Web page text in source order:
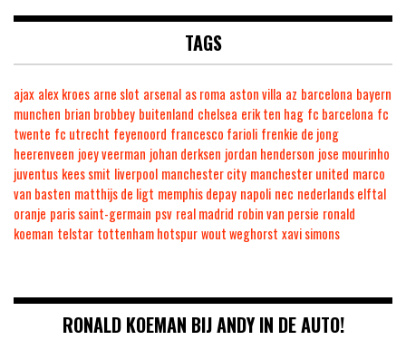
TAGS
ajax alex kroes arne slot arsenal as roma aston villa az barcelona bayern
munchen brian brobbey buitenland chelsea erik ten hag fc barcelona fc
twente fc utrecht feyenoord francesco farioli frenkie de jong
heerenveen joey veerman johan derksen jordan henderson jose mourinho
juventus kees smit liverpool manchester city manchester united marco
van basten matthijs de ligt memphis depay napoli nec nederlands elftal
oranje paris saint-germain psv real madrid robin van persie ronald
koeman telstar tottenham hotspurwout weghorst xavi simons
RONALD KOEMAN BIJ ANDY IN DE AUTO!